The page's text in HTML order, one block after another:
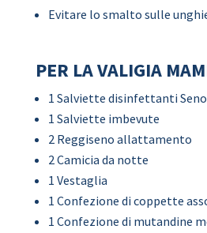
Evitare lo smalto sulle
PER LA VALIGIA
1 Salviette disinfettanti Seno
1 Salviette imbevute
2 Reggiseno allattamento
2 Camicia da notte
1 Vestaglia
1 Confezione di coppette
1 Confezione di mutandine